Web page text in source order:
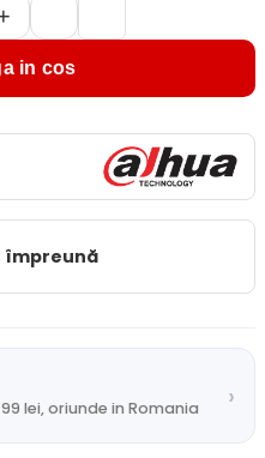
in cos
împreună
lei, oriunde in Romania ›